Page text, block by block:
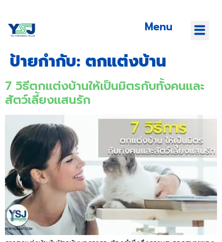
Menu
ป้ายกำกับ: ตกแต่งบ้าน
7 วิธีตกแต่งบ้านให้เป็นมิตรกับทั้งคนและ
สัตว์เลี้ยงแสนรัก